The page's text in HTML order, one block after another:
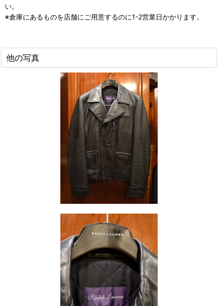
い。
※倉庫にあるものを店舗にご用意するのに1-2営業日かかります。
他の写真